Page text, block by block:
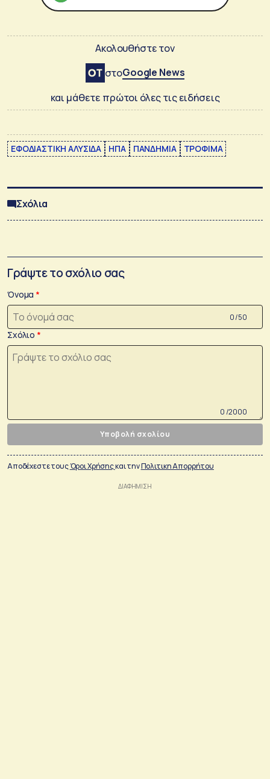
Ακολουθήστε τον
στοGoogle News
και μάθετε πρώτοι όλες τις ειδήσεις
ΕΦΟΔΙΑΣΤΙΚΗ ΑΛΥΣΙΔΑ ΗΠΑ ΠΑΝΔΗΜΙΑ ΤΡΟΦΙΜΑ
Σχόλια
Γράψτε το σχόλιο σας
Όνομα
0 /50
Σχόλιο
0 /2000
Υποβολή σχολίου
Αποδέχεστε τουςΌροι Χρήσηςκαι τηνΠολιτικη Απορρήτου